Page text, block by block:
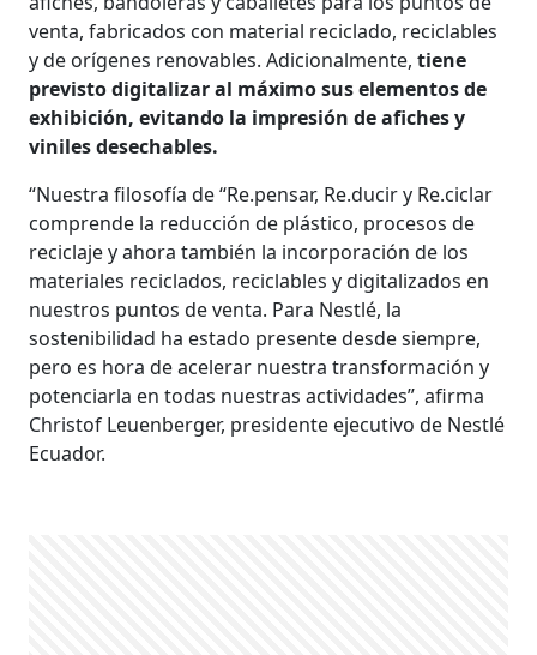
venta, fabricados con material reciclado, reciclables
y de orígenes renovables. Adicionalmente,tiene
previsto digitalizar al máximo sus elementos de
exhibición, evitando la impresión de afiches y
viniles desechables.
“Nuestra filosofía de “Re.pensar, Re.ducir y Re.ciclar
comprende la reducción de plástico, procesos de
reciclaje y ahora también la incorporación de los
materiales reciclados, reciclables y digitalizados en
nuestros puntos de venta. Para Nestlé, la
sostenibilidad ha estado presente desde siempre,
pero es hora de acelerar nuestra transformación y
potenciarla en todas nuestras actividades”, afirma
Christof Leuenberger, presidente ejecutivo de Nestlé
Ecuador.